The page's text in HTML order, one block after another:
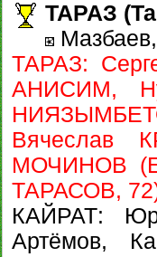
ТАРАЗ
ТАРАЗ:
АНИСИМ,
Вячеслав
МОЧИНОВ
ТАРАСОВ,
КАЙРАТ:
Артёмов,